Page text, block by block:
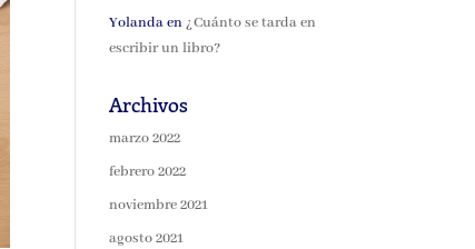
Yolandaen¿Cuánto se tarda en
escribir un libro?
Archivos
marzo 2022
febrero 2022
noviembre 2021
agosto 2021